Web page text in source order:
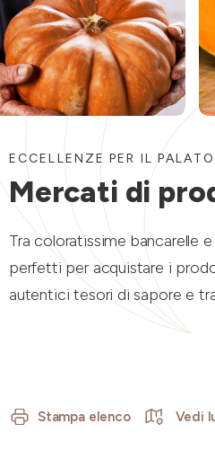
ECCELLENZE PER IL PALATO
Mercati di
Tra coloratissime bancarelle
perfetti per acquistare i
autentici tesori di sapore e
Stampa elenco Vedi